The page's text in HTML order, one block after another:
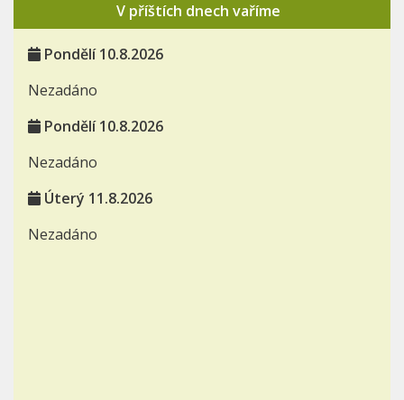
V příštích dnech vaříme
Pondělí 10.8.2026
Nezadáno
Pondělí 10.8.2026
Nezadáno
Úterý 11.8.2026
Nezadáno